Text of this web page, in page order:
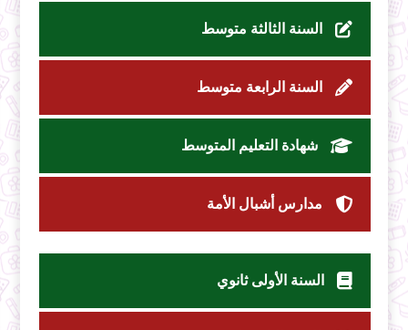
السنة الثالثة متوسط
السنة الرابعة متوسط
شهادة التعليم المتوسط
مدارس أشبال الأمة
السنة الأولى ثانوي